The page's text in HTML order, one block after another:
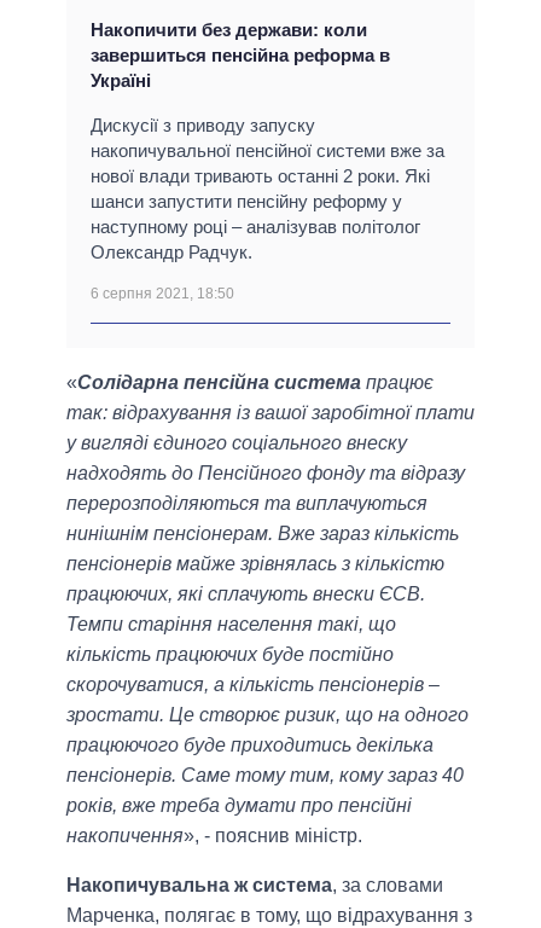
Накопичити без держави: коли
завершиться пенсійна реформа в
Україні
Дискусії з приводу запуску
накопичувальної пенсійної системи вже за
нової влади тривають останні 2 роки. Які
шанси запустити пенсійну реформу у
наступному році – аналізував політолог
Олександр Радчук.
6 серпня 2021, 18:50
«Солідарна пенсійна система працює
так: відрахування із вашої заробітної плати
у вигляді єдиного соціального внеску
надходять до Пенсійного фонду та відразу
перерозподіляються та виплачуються
нинішнім пенсіонерам. Вже зараз кількість
пенсіонерів майже зрівнялась з кількістю
працюючих, які сплачують внески ЄСВ.
Темпи старіння населення такі, що
кількість працюючих буде постійно
скорочуватися, а кількість пенсіонерів –
зростати. Це створює ризик, що на одного
працюючого буде приходитись декілька
пенсіонерів. Саме тому тим, кому зараз 40
років, вже треба думати про пенсійні
накопичення», - пояснив міністр.
Накопичувальна ж система, за словами
Марченка, полягає в тому, що відрахування з